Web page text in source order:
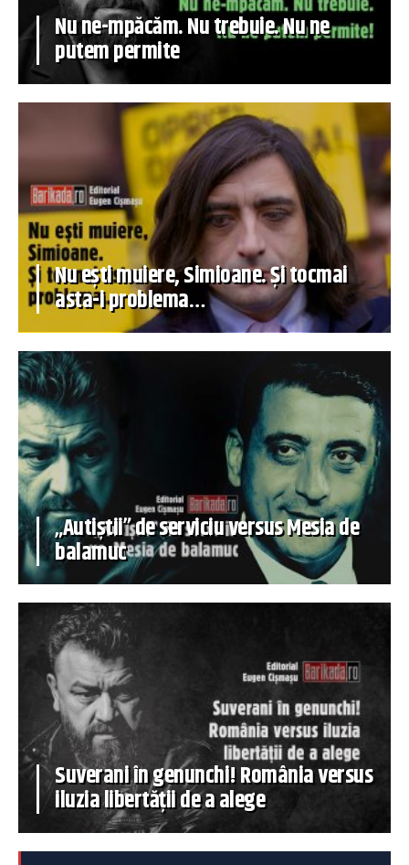
Nu ne-mpăcăm. Nu trebuie. Nu ne
putem permite
Nu ești muiere, Simioane. Și tocmai
asta-i problema…
„Autiștii” de serviciu versus Mesia de
balamuc
Suverani în genunchi! România versus
iluzia libertății de a alege